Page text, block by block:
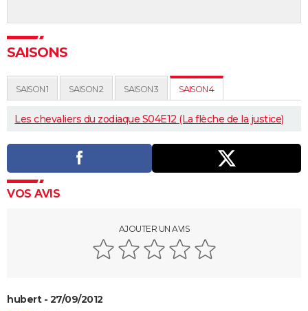
SAISONS
SAISON 1 SAISON 2 SAISON 3 SAISON 4
Les chevaliers du zodiaque S04E12 (La flèche de la justice)
VOS AVIS
AJOUTER UN AVIS
hubert - 27/09/2012